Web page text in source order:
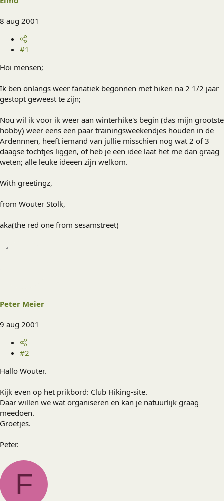
8 aug 2001
#1
Hoi mensen;
Ik ben onlangs weer fanatiek begonnen met hiken na 2 1/2 jaar
gestopt geweest te zijn;
Nou wil ik voor ik weer aan winterhike's begin (das mijn grootste
hobby) weer eens een paar trainingsweekendjes houden in de
Ardennnen, heeft iemand van jullie misschien nog wat 2 of 3
daagse tochtjes liggen, of heb je een idee laat het me dan graag
weten; alle leuke ideeen zijn welkom.
With greetingz,
from Wouter Stolk,
aka(the red one from sesamstreet)
Peter Meier
9 aug 2001
#2
Hallo Wouter.
Kijk even op het prikbord: Club Hiking-site.
Daar willen we wat organiseren en kan je natuurlijk graag
meedoen.
Groetjes.
Peter.
F